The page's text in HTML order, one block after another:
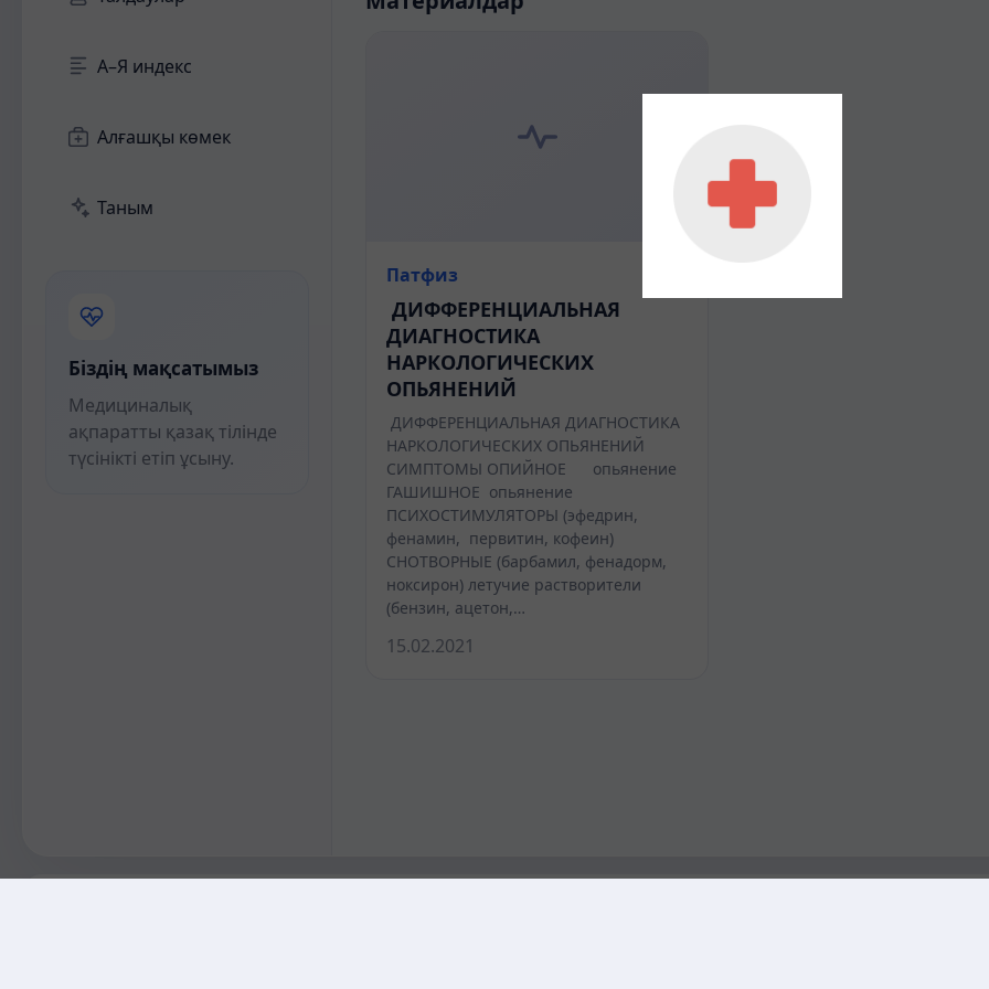
А–Я индекс
Алғашқы көмек
Таным
Біздің мақсатымыз
Медициналық
ақпаратты қазақ тілінде
түсінікті етіп ұсыну.
Патфиз
ДИФФЕРЕНЦИАЛЬНАЯ
ДИАГНОСТИКА
НАРКОЛОГИЧЕСКИХ
ОПЬЯНЕНИЙ
ДИФФЕРЕНЦИАЛЬНАЯ ДИАГНОСТИКА
НАРКОЛОГИЧЕСКИХ ОПЬЯНЕНИЙ
СИМПТОМЫ ОПИЙНОЕ опьянение
ГАШИШНОЕ опьянение
ПСИХОСТИМУЛЯТОРЫ (эфедрин,
фенамин, первитин, кофеин)
СНОТВОРНЫЕ (барбамил, фенадорм,
ноксирон) летучие растворители
(бензин, ацетон,…
15.02.2021